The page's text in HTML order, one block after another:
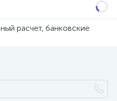
расчет, банковские